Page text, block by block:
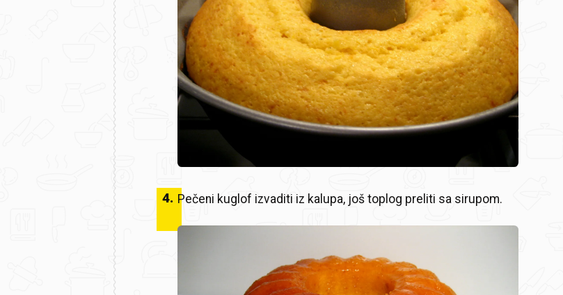
4. Pečeni kuglof izvaditi iz kalupa, još toplog preliti sa sirupom.